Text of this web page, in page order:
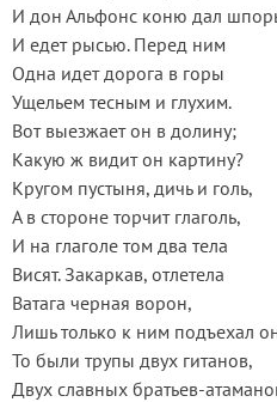
И дон Альфонс коню дал
И едет рысью. Перед ним
Одна идет дорога в горы
Ущельем тесным и глухим.
Вот выезжает он в долину;
Какую ж видит он картину?
Кругом пустыня, дичь и голь,
А в стороне торчит глаголь,
И на глаголе том два тела
Висят. Закаркав, отлетела
Ватага черная ворон,
Лишь только к ним подъехал
То были трупы двух гитанов,
Двух славных братьев-